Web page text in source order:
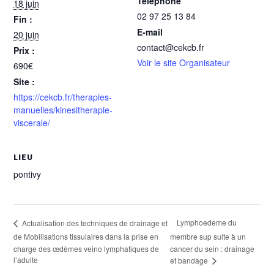
18 juin
Fin :
20 juin
Prix :
690€
Site :
https://cekcb.fr/therapies-
manuelles/kinesitherapie-
viscerale/
02 97 25 13 84
E-mail
contact@cekcb.fr
Voir le site Organisateur
LIEU
pontivy
Actualisation des techniques de drainage et
de Mobilisations tissulaires dans la prise en
charge des œdèmes veino lymphatiques de
l’adulte
Lymphoedeme du
membre sup suite à un
cancer du sein : drainage
et bandage